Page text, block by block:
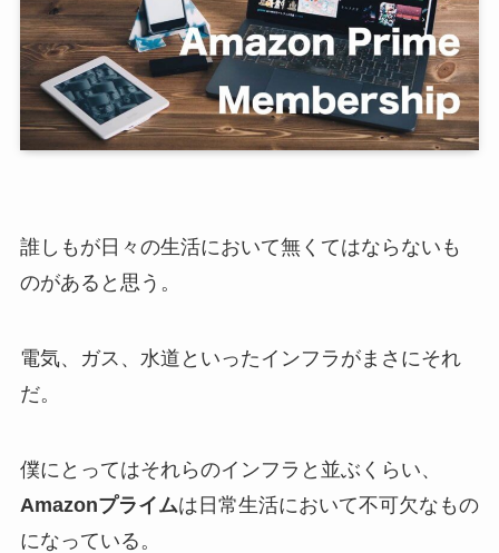
誰しもが日々の生活において無くてはならないも
のがあると思う。
電気、ガス、水道といったインフラがまさにそれ
だ。
僕にとってはそれらのインフラと並ぶくらい、
Amazonプライムは日常生活において不可欠なもの
になっている。